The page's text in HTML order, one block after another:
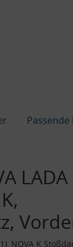
Passende
LADA
NOVA K